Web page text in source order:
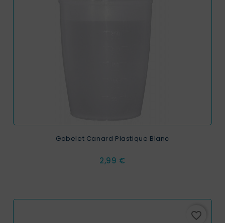
Gobelet Canard Plastique Blanc
Prix
2,99 €
favorite_border